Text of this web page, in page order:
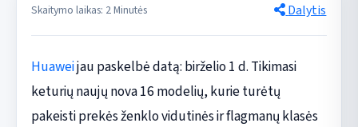
Skaitymo laikas: 2 Minutės Dalytis
Huaweijau paskelbė datą: birželio 1 d. Tikimasi
keturių naujų nova 16 modelių, kurie turėtų
pakeisti prekės ženklo vidutinės ir flagmanų klasės